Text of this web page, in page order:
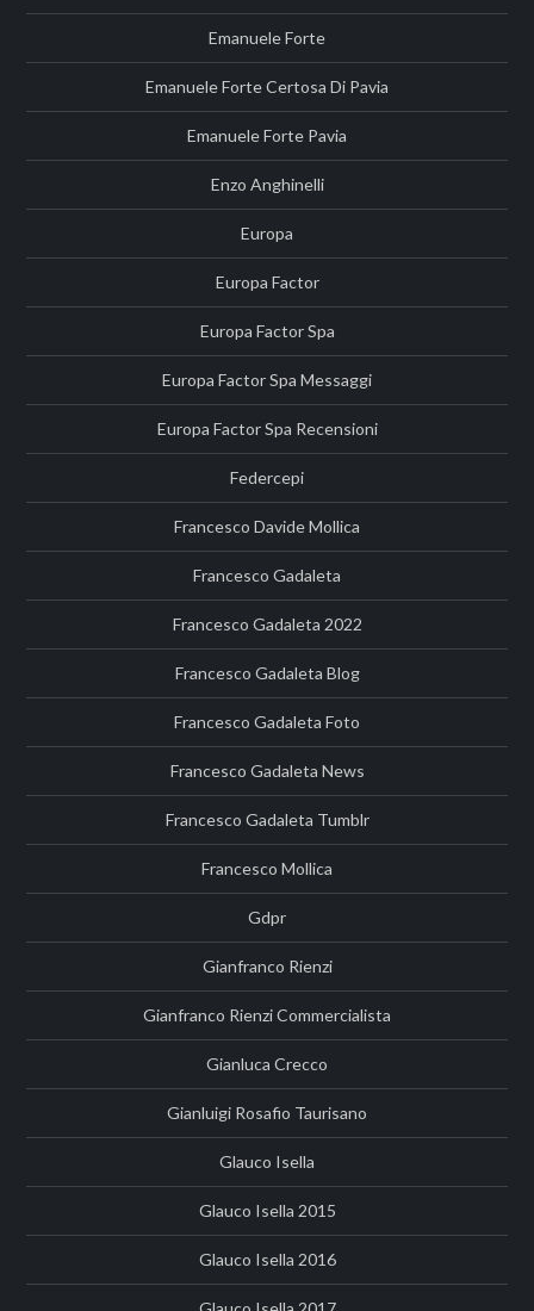
Emanuele Forte
Emanuele Forte Certosa Di Pavia
Emanuele Forte Pavia
Enzo Anghinelli
Europa
Europa Factor
Europa Factor Spa
Europa Factor Spa Messaggi
Europa Factor Spa Recensioni
Federcepi
Francesco Davide Mollica
Francesco Gadaleta
Francesco Gadaleta 2022
Francesco Gadaleta Blog
Francesco Gadaleta Foto
Francesco Gadaleta News
Francesco Gadaleta Tumblr
Francesco Mollica
Gdpr
Gianfranco Rienzi
Gianfranco Rienzi Commercialista
Gianluca Crecco
Gianluigi Rosafio Taurisano
Glauco Isella
Glauco Isella 2015
Glauco Isella 2016